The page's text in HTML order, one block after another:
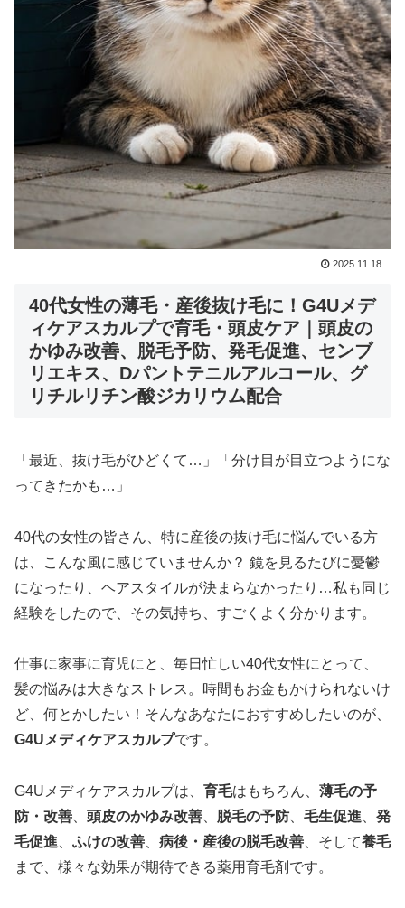
2025.11.18
40代女性の薄毛・産後抜け毛に！G4Uメデ
ィケアスカルプで育毛・頭皮ケア｜頭皮の
かゆみ改善、脱毛予防、発毛促進、センブ
リエキス、Dパントテニルアルコール、グ
リチルリチン酸ジカリウム配合
「最近、抜け毛がひどくて…」「分け目が目立つようにな
ってきたかも…」
40代の女性の皆さん、特に産後の抜け毛に悩んでいる方
は、こんな風に感じていませんか？ 鏡を見るたびに憂鬱
になったり、ヘアスタイルが決まらなかったり…私も同じ
経験をしたので、その気持ち、すごくよく分かります。
仕事に家事に育児にと、毎日忙しい40代女性にとって、
髪の悩みは大きなストレス。時間もお金もかけられないけ
ど、何とかしたい！そんなあなたにおすすめしたいのが、
G4Uメディケアスカルプです。
G4Uメディケアスカルプは、 育毛はもちろん、 薄毛の予
防・改善
頭皮のかゆみ改善 脱毛の予防 毛生促進
発
毛促進
ふけの改善 病後・産後の脱毛改善 、そして養毛
まで、様々な効果が期待できる薬用育毛剤です。